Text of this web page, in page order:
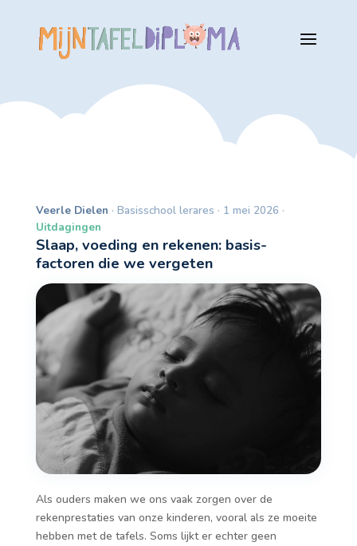
Veerle Dielen · Basisschool lerares · 1 mei 2026 ·
Uitdagingen
Slaap, voeding en rekenen: basis-
factoren die we vergeten
Als ouders maken we ons vaak zorgen over de
rekenprestaties van onze kinderen, vooral als ze moeite
hebben met de tafels. Soms lijkt er echter geen